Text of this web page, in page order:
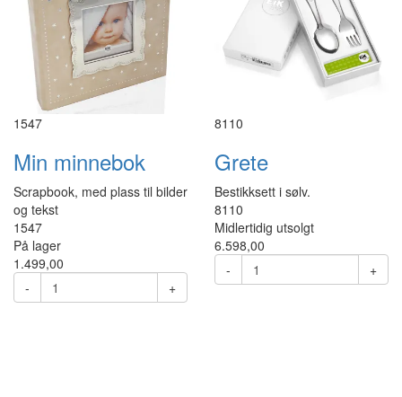
1547
Min minnebok
Scrapbook, med plass til bilder
og tekst
1547
På lager
1.499,00
-
+
8110
Grete
Bestikksett i sølv.
8110
Midlertidig utsolgt
6.598,00
-
+